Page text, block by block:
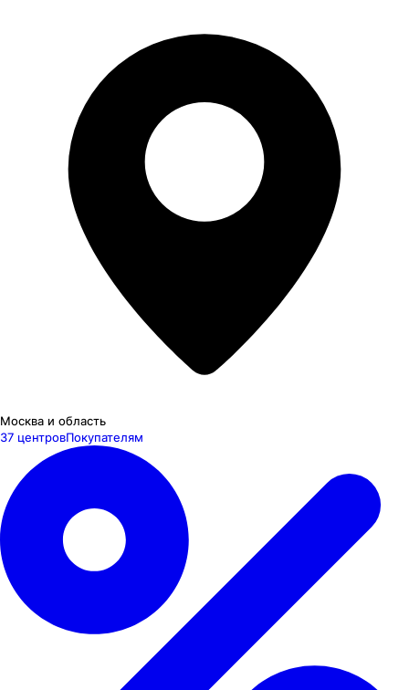
Москва и область
37 центровПокупателям